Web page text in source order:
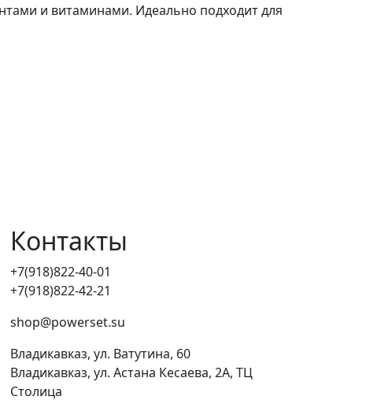
и витаминами. Идеально подходит для
Контакты
+7(918)822-40-01
+7(918)822-42-21
shop@powerset.su
Владикавказ, ул. Ватутина, 60
Владикавказ, ул. Астана Кесаева, 2А, ТЦ
Столица